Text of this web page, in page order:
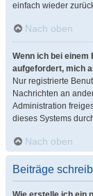
einfach wieder
Nach oben
Wenn ich bei einem
aufgefordert, mich
Nur registrierte
Nachrichten an
Administration
dieses Systems
Nach oben
Beiträge